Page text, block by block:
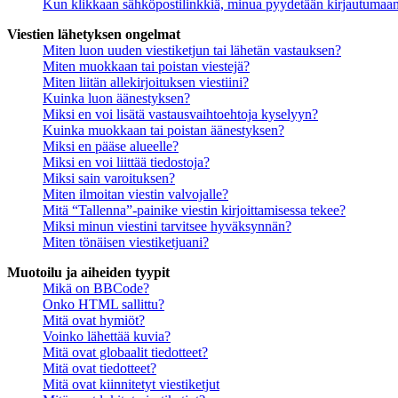
Kun klikkaan sähköpostilinkkiä, minua pyydetään
Viestien lähetyksen ongelmat
Miten luon uuden viestiketjun tai lähetän vastauksen?
Miten muokkaan tai poistan viestejä?
Miten liitän allekirjoituksen viestiini?
Kuinka luon äänestyksen?
Miksi en voi lisätä vastausvaihtoehtoja kyselyyn?
Kuinka muokkaan tai poistan äänestyksen?
Miksi en pääse alueelle?
Miksi en voi liittää tiedostoja?
Miksi sain varoituksen?
Miten ilmoitan viestin valvojalle?
Mitä “Tallenna”-painike viestin kirjoittamisessa tekee?
Miksi minun viestini tarvitsee hyväksynnän?
Miten tönäisen viestiketjuani?
Muotoilu ja aiheiden tyypit
Mikä on BBCode?
Onko HTML sallittu?
Mitä ovat hymiöt?
Voinko lähettää kuvia?
Mitä ovat globaalit tiedotteet?
Mitä ovat tiedotteet?
Mitä ovat kiinnitetyt viestiketjut